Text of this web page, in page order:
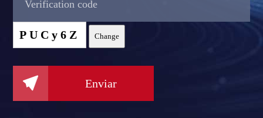
PUCy6Z Change
 Enviar